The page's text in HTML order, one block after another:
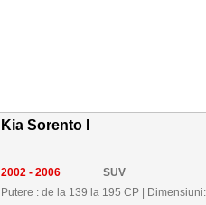
Kia Sorento I
2002 - 2006
SUV
Putere : de la 139 la 195 CP